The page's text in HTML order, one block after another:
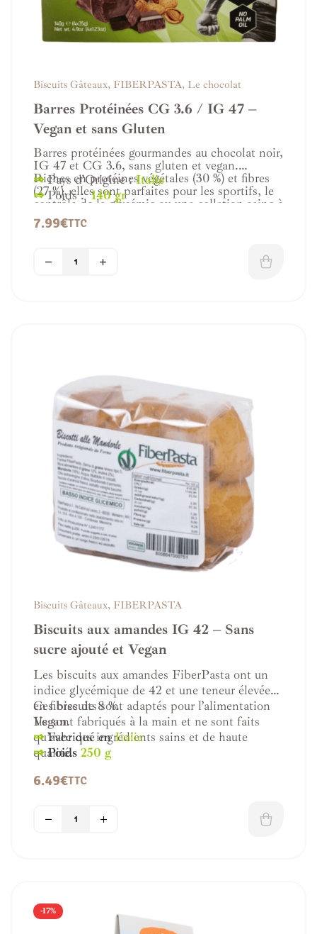
votre équilibre glycémique.
Succombez occasionnellement à ces douceurs pour
gourmands à faible indice glycémique sans renoncer au
goût.
Biscuits Gâteaux, FIBERPASTA, Le chocolat
Barres Protéinées CG 3.6 / IG 47 –
Vegan et sans Gluten
Barres protéinées gourmandes au chocolat noir,
IG 47 et CG 3.6, sans gluten et vegan.
Riches en protéines végétales (30 %) et fibres
(27 %), elles sont parfaites pour les sportifs, le
contrôle de la glycémie ou une collation saine à
tout moment.
⇒ Pays d’Origine : Italie
⇒ Poids : 140 gr
7.99€TTC
Biscuits Gâteaux, FIBERPASTA
Biscuits aux amandes IG 42 – Sans
sucre ajouté et Vegan
Les biscuits aux amandes FiberPasta ont un
indice glycémique de 42 et une teneur élevée
en fibres de 8 %.
Ils sont fabriqués à la main et ne sont faits
qu’avec des ingrédients sains et de haute
qualité.
sucre.
Ces biscuits sont adaptés pour l’alimentation
Vegan.
⇒Fabriqué enItalie
⇒Poids 250 g
6.49€TTC
-17%